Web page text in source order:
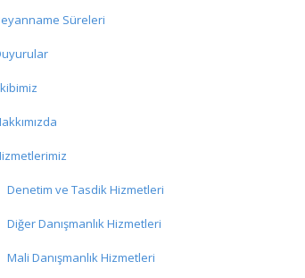
Süreleri
Denetim ve Tasdik Hizmetleri
Diğer Danışmanlık Hizmetleri
Mali Danışmanlık Hizmetleri